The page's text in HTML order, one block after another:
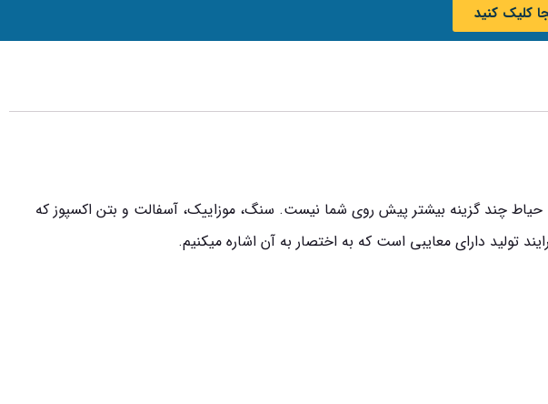
کلیک کنید
چند گزینه بیشتر پیش روی شما نیست. سنگ، موزاییک، آسفالت و بتن اکسپوز که
تولید دارای معایبی است که به اختصار به آن اشاره میکنیم.